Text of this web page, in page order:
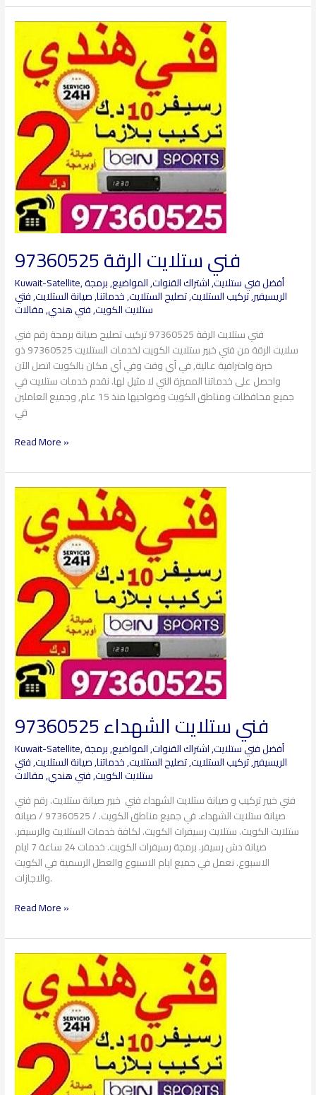
فني ستلايت الرقة 97360525
Kuwait-Satellite, أفضل فني ستلايت,اشتراك القنوات,المواضيع,برمجة
الريسيفير,تركيب الستلايت,تصليح الستلايت,خدماتنا,صيانة الستلايت,فتي
ستلايت الكويت,فني هندي,مقالات
فني ستلايت الرقة 97360525 تركيب تصليح صيانة برمجة رقم فني
سلايت الرقة من فني خبير ستلايت الكويت لخدمات الستلايت 97360525 ذو
خبرة واحترافية عالية, في أي وقت وفي أي مكان بالكويت اتصل الآن
واحصل على خدماتنا المميزة التي لا مثيل لها. نقدم خدمات ستلايت في
جميع محافظات ومناطق الكويت وضواحيها منذ 15 عام, وجميع العاملين
في
فني
ستلايت
الرقة
97360525
Read More »
فني ستلايت الشهداء 97360525
Kuwait-Satellite, أفضل فني ستلايت,اشتراك القنوات,المواضيع,برمجة
الريسيفير,تركيب الستلايت,تصليح الستلايت,خدماتنا,صيانة الستلايت,فتي
ستلايت الكويت,فني هندي,مقالات
فني خبير تركيب و صيانة ستلايت الشهداء فني خبير صيانة ستلايت. رقم فني
صيانة ستلايت الشهداء. في جميع مناطق الكويت. / 97360525 / صيانة
ستلايت الكويت. ستلايت رسيفرات الكويت. لكافة خدمات الستلايت والرسيفر.
صيانة دش رسيفر. برمجة رسيفرات الكويت. خدمات 24 ساعة 7 ايام
الاسبوع. نعمل في جميع ايام الاسبوع والعطل الرسمية في الكويت
والاجازات.
فني
ستلايت
الشهداء
97360525
Read More »
فني
ستلايت
القيروان
97360525